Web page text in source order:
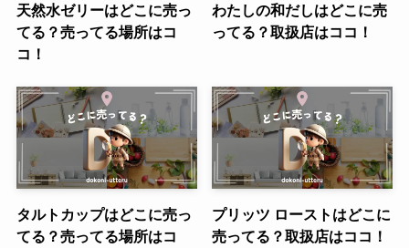
天然水ゼリーはどこに売っ
てる？売ってる場所はコ
コ！
わたしの和だしはどこに売
ってる？取扱店はココ！
タルトカップはどこに売っ
てる？売ってる場所はコ
プリッツ ローストはどこに
売ってる？取扱店はココ！